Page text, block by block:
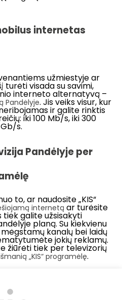
internetas
užmiestyje ar
visada su savimi,
interneto alternatyvą –
Pandėlyje. Jis veiks visur, kur
ir galite rinktis
iki 100 Mb/s, iki 300
s.
Pandėlyje per
to, ar naudosite „KIS“
internetą ar turėsite
galite užsisakyti
planą. Su kiekvienu
kanalų bei laidų
jokių reklamų.
žiūrėti tiek per televizorių
„KIS“ programėlę.